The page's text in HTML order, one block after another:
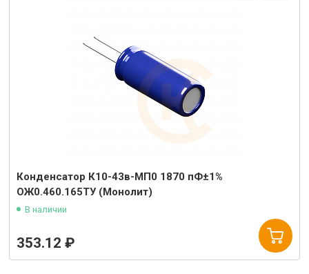
Конденсатор К10-43в-МП0 1870 пФ±1%
ОЖ0.460.165ТУ (Монолит)
В наличии
353.12 ₽